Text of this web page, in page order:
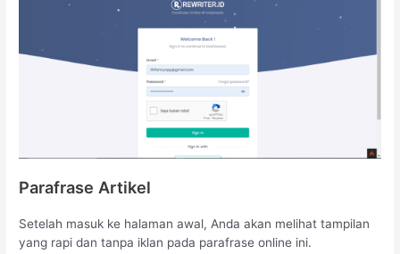
Parafrase Artikel
Setelah masuk ke halaman awal, Anda akan melihat tampilan
yang rapi dan tanpa iklan pada parafrase online ini.